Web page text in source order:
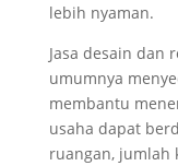
lebih nyaman.
Jasa desain dan
umumnya
membantu
usaha dapat
ruangan, jumlah